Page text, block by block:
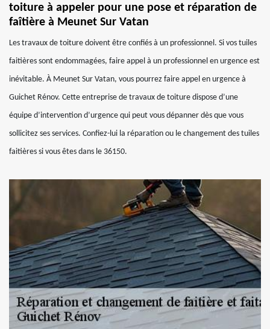
toiture à appeler pour une pose et réparation de
faîtière à Meunet Sur Vatan
Les travaux de toiture doivent être confiés à un professionnel. Si vos tuiles
faitières sont endommagées, faire appel à un professionnel en urgence est
inévitable. À Meunet Sur Vatan, vous pourrez faire appel en urgence à
Guichet Rénov. Cette entreprise de travaux de toiture dispose d’une
équipe d’intervention d’urgence qui peut vous dépanner dès que vous
sollicitez ses services. Confiez-lui la réparation ou le changement des tuiles
faitières si vous êtes dans le 36150.